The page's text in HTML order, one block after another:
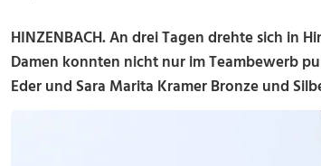
HINZENBACH. An drei Tagen drehte sich in
Damen konnten nicht nur im Teambewerb
Eder und Sara Marita Kramer Bronze und